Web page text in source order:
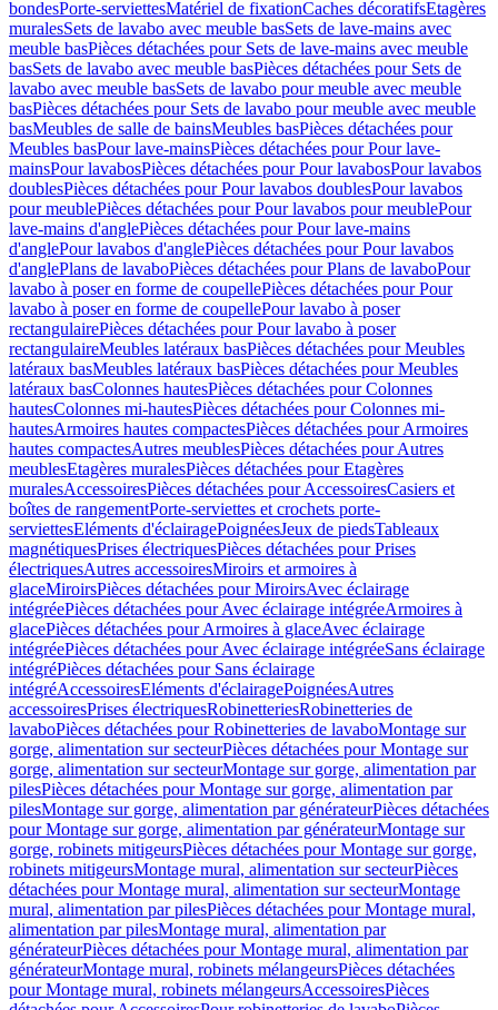
bondesPorte-serviettesMatériel de fixationCaches décoratifsEtagères
muralesSets de lavabo avec meuble basSets de lave-mains avec
meuble basPièces détachées pour Sets de lave-mains avec meuble
basSets de lavabo avec meuble basPièces détachées pour Sets de
lavabo avec meuble basSets de lavabo pour meuble avec meuble
basPièces détachées pour Sets de lavabo pour meuble avec meuble
basMeubles de salle de bainsMeubles basPièces détachées pour
Meubles basPour lave-mainsPièces détachées pour Pour lave-
mainsPour lavabosPièces détachées pour Pour lavabosPour lavabos
doublesPièces détachées pour Pour lavabos doublesPour lavabos
pour meublePièces détachées pour Pour lavabos pour meublePour
lave-mains d'anglePièces détachées pour Pour lave-mains
d'anglePour lavabos d'anglePièces détachées pour Pour lavabos
d'anglePlans de lavaboPièces détachées pour Plans de lavaboPour
lavabo à poser en forme de coupellePièces détachées pour Pour
lavabo à poser en forme de coupellePour lavabo à poser
rectangulairePièces détachées pour Pour lavabo à poser
rectangulaireMeubles latéraux basPièces détachées pour Meubles
latéraux basMeubles latéraux basPièces détachées pour Meubles
latéraux basColonnes hautesPièces détachées pour Colonnes
hautesColonnes mi-hautesPièces détachées pour Colonnes mi-
hautesArmoires hautes compactesPièces détachées pour Armoires
hautes compactesAutres meublesPièces détachées pour Autres
meublesEtagères muralesPièces détachées pour Etagères
muralesAccessoiresPièces détachées pour AccessoiresCasiers et
boîtes de rangementPorte-serviettes et crochets porte-
serviettesEléments d'éclairagePoignéesJeux de piedsTableaux
magnétiquesPrises électriquesPièces détachées pour Prises
électriquesAutres accessoiresMiroirs et armoires à
glaceMiroirsPièces détachées pour MiroirsAvec éclairage
intégréePièces détachées pour Avec éclairage intégréeArmoires à
glacePièces détachées pour Armoires à glaceAvec éclairage
intégréePièces détachées pour Avec éclairage intégréeSans éclairage
intégréPièces détachées pour Sans éclairage
intégréAccessoiresEléments d'éclairagePoignéesAutres
accessoiresPrises électriquesRobinetteriesRobinetteries de
lavaboPièces détachées pour Robinetteries de lavaboMontage sur
gorge, alimentation sur secteurPièces détachées pour Montage sur
gorge, alimentation sur secteurMontage sur gorge, alimentation par
pilesPièces détachées pour Montage sur gorge, alimentation par
pilesMontage sur gorge, alimentation par générateurPièces détachées
pour Montage sur gorge, alimentation par générateurMontage sur
gorge, robinets mitigeursPièces détachées pour Montage sur gorge,
robinets mitigeursMontage mural, alimentation sur secteurPièces
détachées pour Montage mural, alimentation sur secteurMontage
mural, alimentation par pilesPièces détachées pour Montage mural,
alimentation par pilesMontage mural, alimentation par
générateurPièces détachées pour Montage mural, alimentation par
générateurMontage mural, robinets mélangeursPièces détachées
pour Montage mural, robinets mélangeursAccessoiresPièces